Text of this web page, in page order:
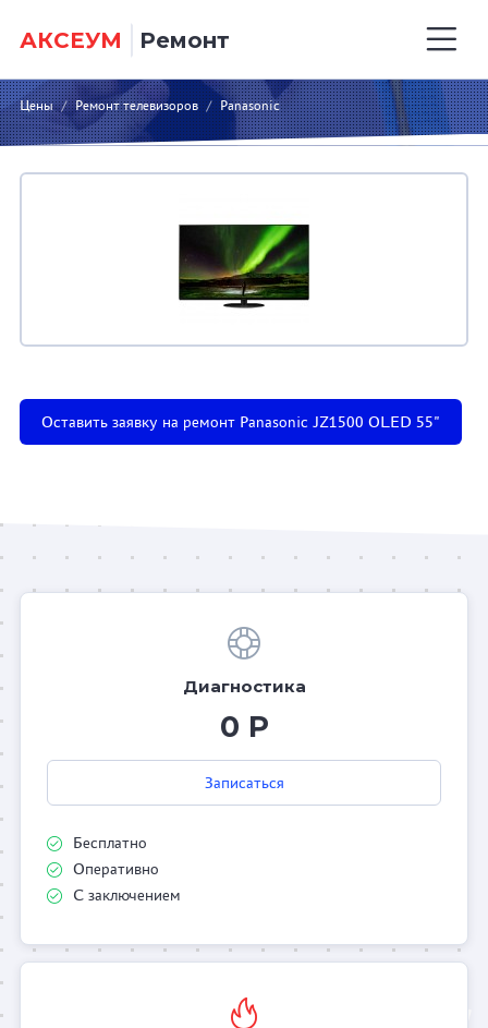
АКСЕУМ Ремонт
Цены / Ремонт телевизоров / Panasonic
Оставить заявку на ремонт Panasonic JZ1500 OLED 55"
Диагностика
0 Р
Записаться
Бесплатно
Оперативно
С заключением